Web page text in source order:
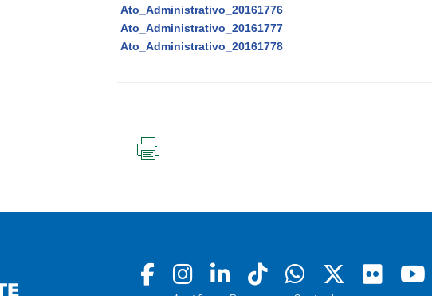
Ato_Administrativo_20161776
Ato_Administrativo_20161777
Ato_Administrativo_20161778
Facebook
Instagram
LinkedinTiktokWhatsapp
X Flickr